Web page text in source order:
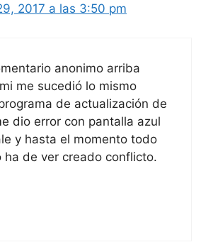
2017 a las 3:50 pm
anonimo arriba
me sucedió lo mismo
de actualización de
dio error con pantalla azul
y hasta el momento todo
de ver creado conflicto.